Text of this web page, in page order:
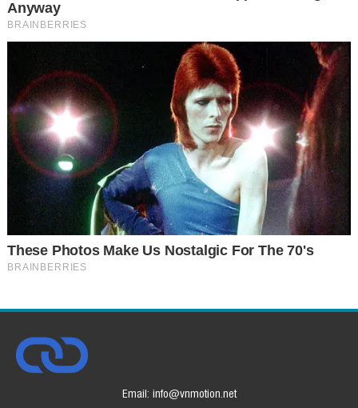
Email: info@vnmotion.net